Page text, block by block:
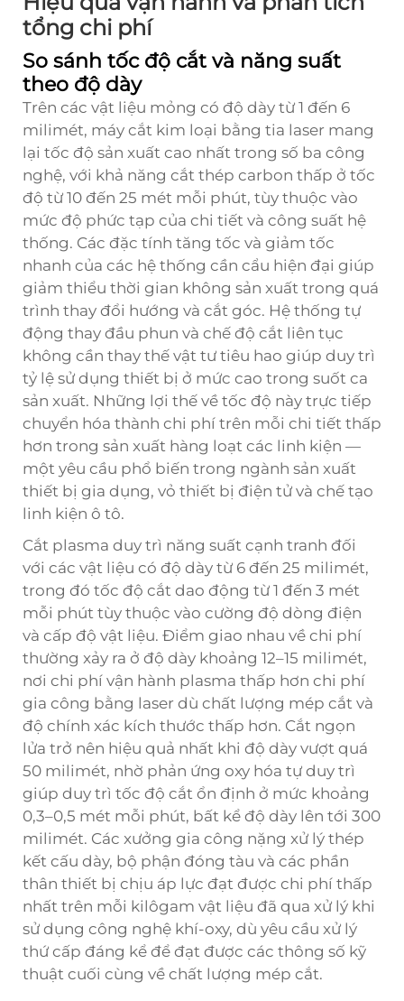
tổng chi phí
So sánh tốc độ cắt và năng suất
theo độ dày
Trên các vật liệu mỏng có độ dày từ 1 đến 6
milimét, máy cắt kim loại bằng tia laser mang
lại tốc độ sản xuất cao nhất trong số ba công
nghệ, với khả năng cắt thép carbon thấp ở tốc
độ từ 10 đến 25 mét mỗi phút, tùy thuộc vào
mức độ phức tạp của chi tiết và công suất hệ
thống. Các đặc tính tăng tốc và giảm tốc
nhanh của các hệ thống cần cẩu hiện đại giúp
giảm thiểu thời gian không sản xuất trong quá
trình thay đổi hướng và cắt góc. Hệ thống tự
động thay đầu phun và chế độ cắt liên tục
không cần thay thế vật tư tiêu hao giúp duy trì
tỷ lệ sử dụng thiết bị ở mức cao trong suốt ca
sản xuất. Những lợi thế về tốc độ này trực tiếp
chuyển hóa thành chi phí trên mỗi chi tiết thấp
hơn trong sản xuất hàng loạt các linh kiện —
một yêu cầu phổ biến trong ngành sản xuất
thiết bị gia dụng, vỏ thiết bị điện tử và chế tạo
linh kiện ô tô.
Cắt plasma duy trì năng suất cạnh tranh đối
với các vật liệu có độ dày từ 6 đến 25 milimét,
trong đó tốc độ cắt dao động từ 1 đến 3 mét
mỗi phút tùy thuộc vào cường độ dòng điện
và cấp độ vật liệu. Điểm giao nhau về chi phí
thường xảy ra ở độ dày khoảng 12–15 milimét,
nơi chi phí vận hành plasma thấp hơn chi phí
gia công bằng laser dù chất lượng mép cắt và
độ chính xác kích thước thấp hơn. Cắt ngọn
lửa trở nên hiệu quả nhất khi độ dày vượt quá
50 milimét, nhờ phản ứng oxy hóa tự duy trì
giúp duy trì tốc độ cắt ổn định ở mức khoảng
0,3–0,5 mét mỗi phút, bất kể độ dày lên tới 300
milimét. Các xưởng gia công nặng xử lý thép
kết cấu dày, bộ phận đóng tàu và các phần
thân thiết bị chịu áp lực đạt được chi phí thấp
nhất trên mỗi kilôgam vật liệu đã qua xử lý khi
sử dụng công nghệ khí-oxy, dù yêu cầu xử lý
thứ cấp đáng kể để đạt được các thông số kỹ
thuật cuối cùng về chất lượng mép cắt.